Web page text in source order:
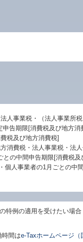
人事業税・（法人事業所
告期限[消費税及び地方消
税及び地方消費税]
消費税・法人事業税・法
の中間申告期限[消費税及
人事業者の1月ごとの中
特例の適用を受けたい場
間はe-Taxホームページ（